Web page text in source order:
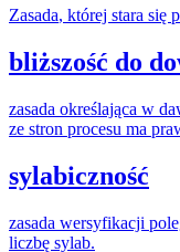
Zasada, której stara się
bliższość do
zasada określająca w
ze stron procesu ma
sylabiczność
zasada wersyfikacji
liczbę sylab.